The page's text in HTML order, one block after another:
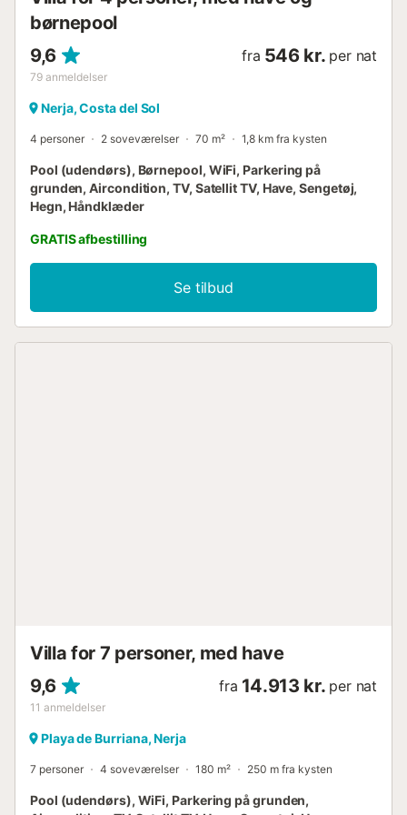
børnepool
9,6
79 anmeldelser
fra 546 kr. per nat
Nerja, Costa del Sol
4 personer 2 soveværelser 70 m² 1,8 km fra kysten
Pool (udendørs), Børnepool, WiFi, Parkering på
grunden, Aircondition, TV, Satellit TV, Have, Sengetøj,
Hegn, Håndklæder
GRATIS afbestilling
Se tilbud
Villa for 7 personer, med have
9,6
11 anmeldelser
fra 14.913 kr. per nat
Playa de Burriana, Nerja
7 personer 4 soveværelser 180 m² 250 m fra kysten
Pool (udendørs), WiFi, Parkering på grunden,